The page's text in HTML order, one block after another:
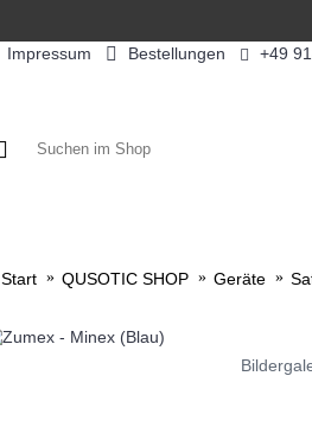
Impressum Bestellungen +49
Start QUSOTIC SHOP Geräte